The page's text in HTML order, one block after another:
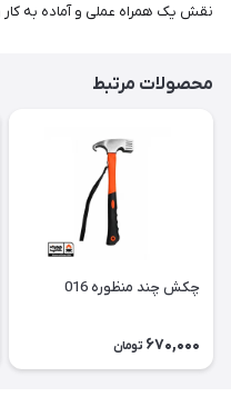
نقش یک همراه عملی و آماده‌ به‌ کار
محصولات مرتبط
چکش چند منظوره 016
670,000 تومان